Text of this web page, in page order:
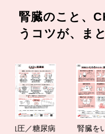
腎臓のこと、
うコツが、ま
／糖尿病
腎臓をいた